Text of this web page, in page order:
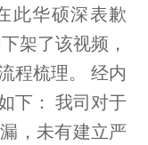
此华硕深表歉
架了该视频，
程梳理。 经内
下： 我司对于
，未有建立严